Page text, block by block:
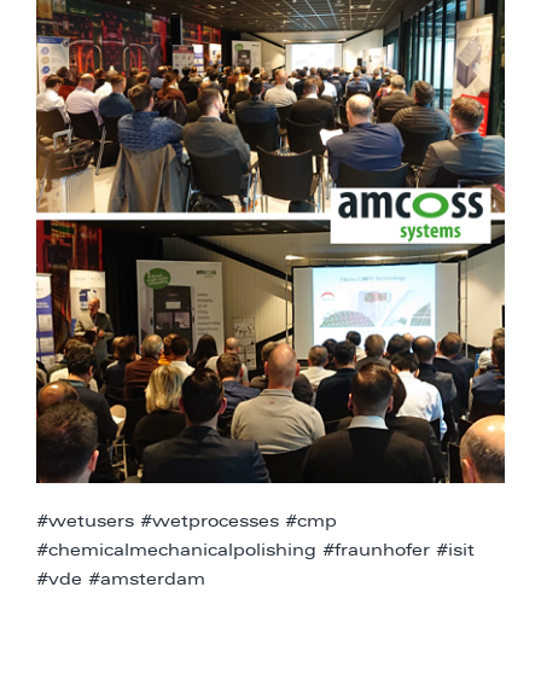
#wetusers #wetprocesses #cmp
#chemicalmechanicalpolishing #fraunhofer #isit
#vde #amsterdam